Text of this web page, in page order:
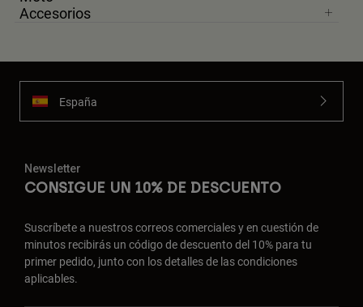
Accesorios
España
Newsletter
CONSIGUE UN 10% DE DESCUENTO
Suscríbete a nuestros correos comerciales y en cuestión de
minutos recibirás un código de descuento del 10% para tu
primer pedido, junto con los detalles de las condiciones
aplicables.